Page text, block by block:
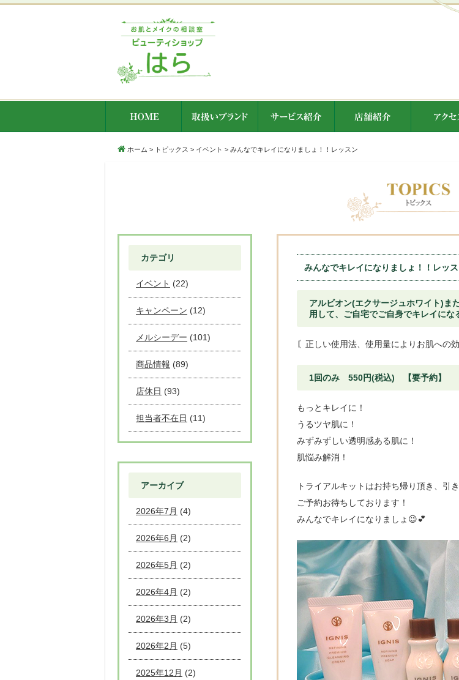
ホーム > トピックス > イベント > みんなでキレイになりましょ！！レッスン
みんなでキレイになりましょ！！レッ
アルビオン(エクサージュホワイト)ま
用して、ご自宅でご自身でキレイにな
〘正しい使用法、使用量によりお肌への効
1回のみ 550円(税込) 【要予約】
もっとキレイに！
うるツヤ肌に！
みずみずしい透明感ある肌に！
肌悩み解消！
トライアルキットはお持ち帰り頂き、引
ご予約お待ちしております！
みんなでキレイになりましょ😉💕
カテゴリ
イベント (22)
キャンペーン (12)
メルシーデー (101)
商品情報 (89)
店休日 (93)
担当者不在日 (11)
アーカイブ
2026年7月 (4)
2026年6月 (2)
2026年5月 (2)
2026年4月 (2)
2026年3月 (2)
2026年2月 (5)
2025年12月 (2)